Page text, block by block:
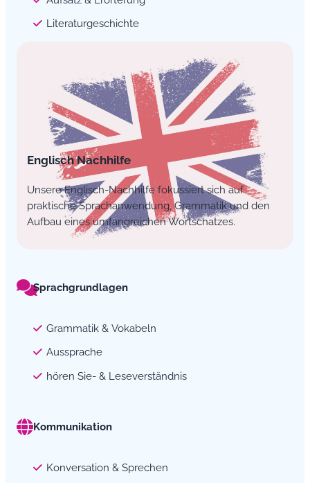
Literaturgeschichte
Englisch Nachhilfe
Unsere Englisch-Nachhilfe fokussiert sich auf
praktische Sprachanwendung, Grammatik und den
Aufbau eines umfangreichen Wortschatzes.
Sprachgrundlagen
Grammatik & Vokabeln
Aussprache
hören Sie- & Leseverständnis
Kommunikation
Konversation & Sprechen